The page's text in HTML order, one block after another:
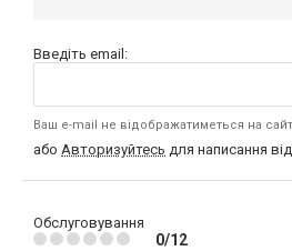
Введіть email:
Ваш e-mail не відображатиметься на
або Авторизуйтесь для написання
Обслуговування
0/12